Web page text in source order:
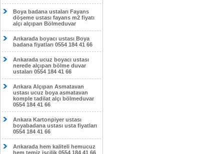
Boya badana ustaları Fayans
döşeme ustası fayans m2 fiyatı
alçı alçıpan Bölmeduvar
Ankarada boyacı ustası Boya
badana fiyatları 0554 184 41 66
Ankarada ucuz boyacı ustası
nerede alçıpan bölme duvar
ustaları 0554 184 41 66
Ankara Alçıpan Asmatavan
ustası ucuz boya asmatavan
komple tadilat alçı bölmeduvar
0554 184 41 66
Ankara Kartonpiyer ustası
boyabadana ustası usta fiyatları
0554 184 41 66
Ankarada hem kaliteli hemucuz
hem temiz işçilik 0554 184 41 66